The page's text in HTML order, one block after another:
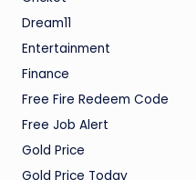
Dream11
Entertainment
Finance
Free Fire Redeem Code
Free Job Alert
Gold Price
Gold Price Today